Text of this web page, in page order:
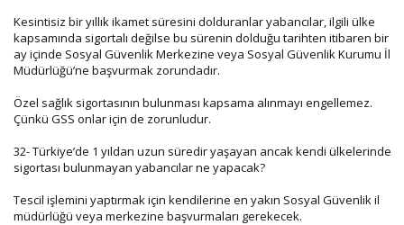
Kesintisiz bir yıllık ikamet süresini dolduranlar yabancılar, ilgili ülke
kapsamında sigortalı değilse bu sürenin dolduğu tarihten itibaren bir
ay içinde Sosyal Güvenlik Merkezine veya Sosyal Güvenlik Kurumu İl
Müdürlüğü’ne başvurmak zorundadır.
Özel sağlık sigortasının bulunması kapsama alınmayı engellemez.
Çünkü GSS onlar için de zorunludur.
32- Türkiye’de 1 yıldan uzun süredir yaşayan ancak kendi ülkelerinde
sigortası bulunmayan yabancılar ne yapacak?
Tescil işlemini yaptırmak için kendilerine en yakın Sosyal Güvenlik il
müdürlüğü veya merkezine başvurmaları gerekecek.